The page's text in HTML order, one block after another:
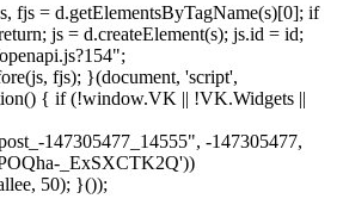
fjs = d.getElementsByTagName(s)[0]; if
js = d.createElement(s); js.id = id;
fjs); }(document, 'script',
{ if (!window.VK || !VK.Widgets ||
147305477_14555", -147305477,
_ExSXCTK2Q'))
50); }());